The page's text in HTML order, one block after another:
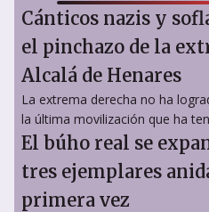
Cánticos nazis y
el pinchazo de la
Alcalá de Henares
La extrema derecha no ha
la última movilización que ha
El búho real se
tres ejemplares
primera vez